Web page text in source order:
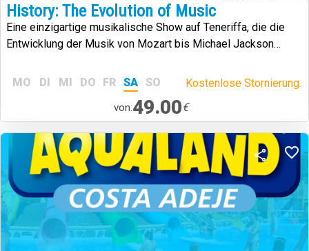
History: The Evolution of Music
Eine einzigartige musikalische Show auf Teneriffa, die die
Entwicklung der Musik von Mozart bis Michael Jackson
MO
DI MI DO FR SA SO Kostenlose Stornierung.
von:49.00€